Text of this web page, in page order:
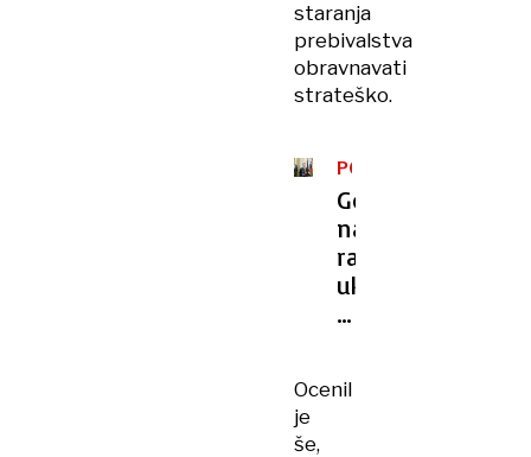
staranja
prebivalstva
obravnavati
strateško.
PO
SOBOTNEM
NAPADU
Golob
napovedal
radikalne
ukrepe
pri
vprašanj
Ocenil
je
še,